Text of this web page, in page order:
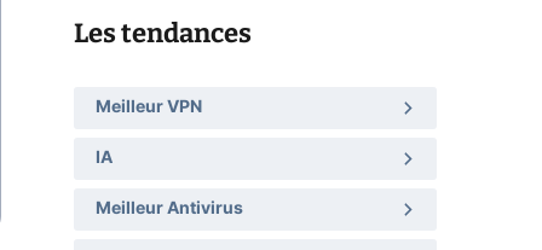
Les tendances
Meilleur VPN
IA
Meilleur Antivirus